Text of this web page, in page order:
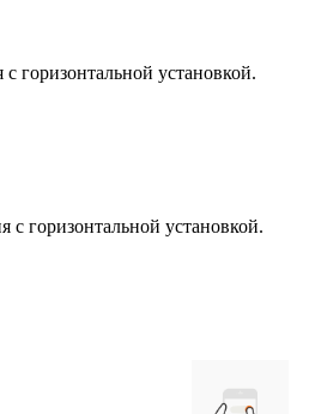
горизонтальной установкой.
с горизонтальной установкой.